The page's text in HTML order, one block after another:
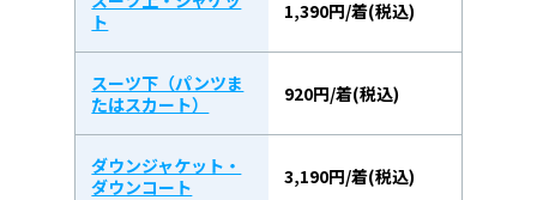
ト
1,390円/着(税込)
スーツ下（パンツま
たはスカート）
920円/着(税込)
ダウンジャケット・
ダウンコート
3,190円/着(税込)